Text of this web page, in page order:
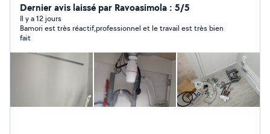
de terace, ménage, jardinerie, ouverture des portes
bloqué
Dernier avis laissé par Ravoasimola : 5/5
Il y a 12 jours
Bamori est très réactif,professionnel et le travail est très bien
fait